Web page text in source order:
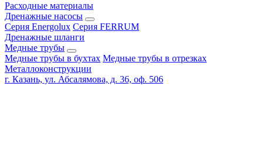
Расходные материалы
Дренажные насосы
Серия Energolux Серия FERRUM
Дренажные шланги
Медные трубы
Медные трубы в бухтах Медные трубы в отрезках
Металлоконструкции
г. Казань, ул. Абсалямова, д. 36, оф. 506